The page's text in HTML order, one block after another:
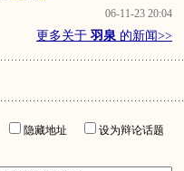
06-11-23 20:04
更多关于 羽泉 的新闻>>
隐藏地址
设为辩论话题